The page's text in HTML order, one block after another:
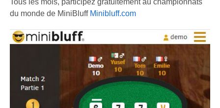
Tous les mois, participez gratuitement au championnats
du monde de MiniBluff Minibluff.com